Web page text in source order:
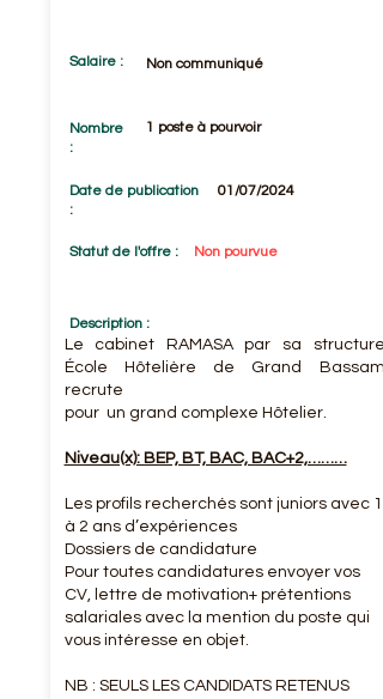
Salaire : Non communiqué
Nombre
:
1 poste à pourvoir
Date de publication
:
01/07/2024
Statut de l'offre : Non pourvue
Description :
Le cabinet RAMASA par sa structure
École Hôtelière de Grand Bassam
recrute
pour un grand complexe Hôtelier.
Niveau(x): BEP, BT, BAC, BAC+2,………
Les profils recherchés sont juniors avec 1
à 2 ans d’expériences
Dossiers de candidature
Pour toutes candidatures envoyer vos
CV, lettre de motivation+ prétentions
salariales avec la mention du poste qui
vous intéresse en objet.
NB : SEULS LES CANDIDATS RETENUS